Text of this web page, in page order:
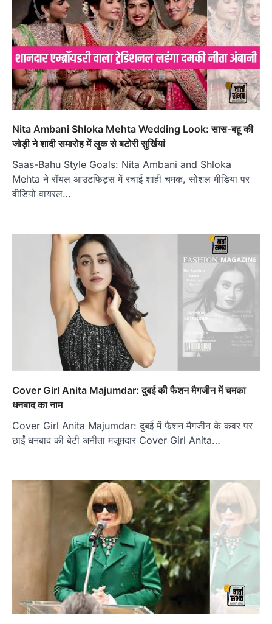
Nita Ambani Shloka Mehta Wedding Look: सास-बहू की
जोड़ी ने शादी समारोह में लुक से बटोरी सुर्खियां
Saas-Bahu Style Goals: Nita Ambani and Shloka
Mehta ने रॉयल आउटफिट्स में रचाई शाही चमक, सोशल मीडिया पर
वीडियो वायरल…
Cover Girl Anita Majumdar: दुबई की फैशन मैगजीन में चमका
धनबाद का नाम
Cover Girl Anita Majumdar: दुबई में फैशन मैगजीन के कवर पर
छाईं धनबाद की बेटी अनीता मजूमदार Cover Girl Anita…